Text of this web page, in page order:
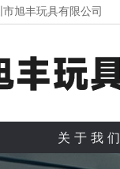
旭丰玩具有限公司
关于我们